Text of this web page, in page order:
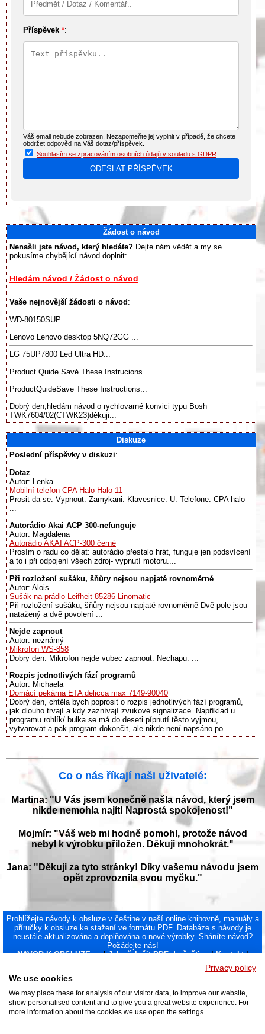
Příspěvek *:
Váš email nebude zobrazen. Nezapomeňte jej vyplnit v případě, že chcete
obdržet odpověď na Váš dotaz/příspěvek.
Souhlasím se zpracováním osobních údajů v souladu s GDPR
Žádost o návod
Nenašli jste návod, který hledáte? Dejte nám vědět a my se
pokusíme chybějící návod doplnit:
Hledám návod / Žádost o návod
Vaše nejnovější žádosti o návod :
WD-80150SUP...
Lenovo Lenovo desktop 5NQ72GG ...
LG 75UP7800 Led Ultra HD...
Product Quide Savé These Instrucions...
ProductQuideSave These Instructions...
Dobrý den,hledám návod o rychlovarné konvici typu Bosh
TWK7604/02(CTWK23)děkuji...
Diskuze
Poslední příspěvky v diskuzi:
Dotaz
Autor: Lenka
Mobilní telefon CPA Halo Halo 11
Prosit da se. Vypnout. Zamykani. Klavesnice. U. Telefone. CPA halo
...
Autorádio Akai ACP 300-nefunguje
Autor: Magdalena
Autorádio AKAI ACP-300 černé
Prosím o radu co dělat: autorádio přestalo hrát, funguje jen podsvícení
a to i při odpojení všech zdroj- vypnutí motoru....
Při rozložení sušáku, šňůry nejsou napjaté rovnoměrně
Autor: Alois
Sušák na prádlo Leifheit 85286 Linomatic
Při rozložení sušáku, šňůry nejsou napjaté rovnoměrně Dvě pole jsou
natažený a dvě povolení ...
Nejde zapnout
Autor: neznámý
Mikrofon WS-858
Dobry den. Mikrofon nejde vubec zapnout. Nechapu. ...
Rozpis jednotlivých fází programů
Autor: Michaela
Domácí pekárna ETA delicca max 7149-90040
Dobrý den, chtěla bych poprosit o rozpis jednotlivých fází programů,
jak dlouho trvají a kdy zaznívají zvukové signalizace. Například u
programu rohlík/ bulka se má do deseti pípnutí těsto vyjmou,
vytvarovat a pak program dokončit, ale nikde není napsáno po...
Co o nás říkají naši uživatelé:
Martina: "U Vás jsem konečně našla návod, který jsem
nikde nemohla najít! Naprostá spokojenost!"
Mojmír: "Váš web mi hodně pomohl, protože návod
nebyl k výrobku přiložen. Děkuji mnohokrát."
Jana: "Děkuji za tyto stránky! Díky vašemu návodu jsem
opět zprovoznila svou myčku."
Prohlížejte návody k obsluze v češtine v naší online knihovně, manuály a
příručky k obsluze ke stažení ve formátu PDF. Databáze s návody je
neustále aktualizována a doplňována o nové výrobky. Sháníte návod?
Požádejte nás!
NAVOD-K-OBSLUZE.cz|Jak přeložit PDF do češtiny|Kontakt |
Privacy policy
We use cookies
We may place these for analysis of our visitor data, to improve our website,
show personalised content and to give you a great website experience. For
more information about the cookies we use open the settings.